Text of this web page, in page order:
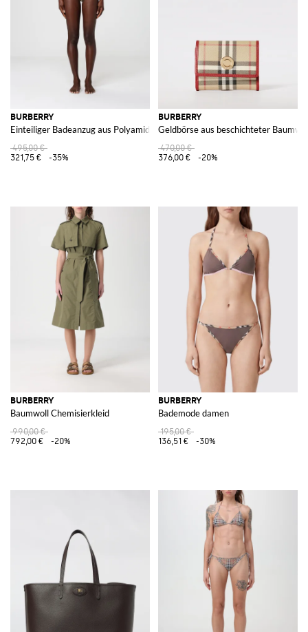
BURBERRY
Einteiliger Badeanzug aus Polyamid mit Vintage Check Print
495,00 €
321,75 €
-35%
BURBERRY
Geldbörse aus beschichteter
470,00 €
376,00 €
-20%
BURBERRY
Baumwoll Chemisierkleid
990,00 €
792,00 €
-20%
BURBERRY
Bademode damen
195,00 €
136,51 €
-30%